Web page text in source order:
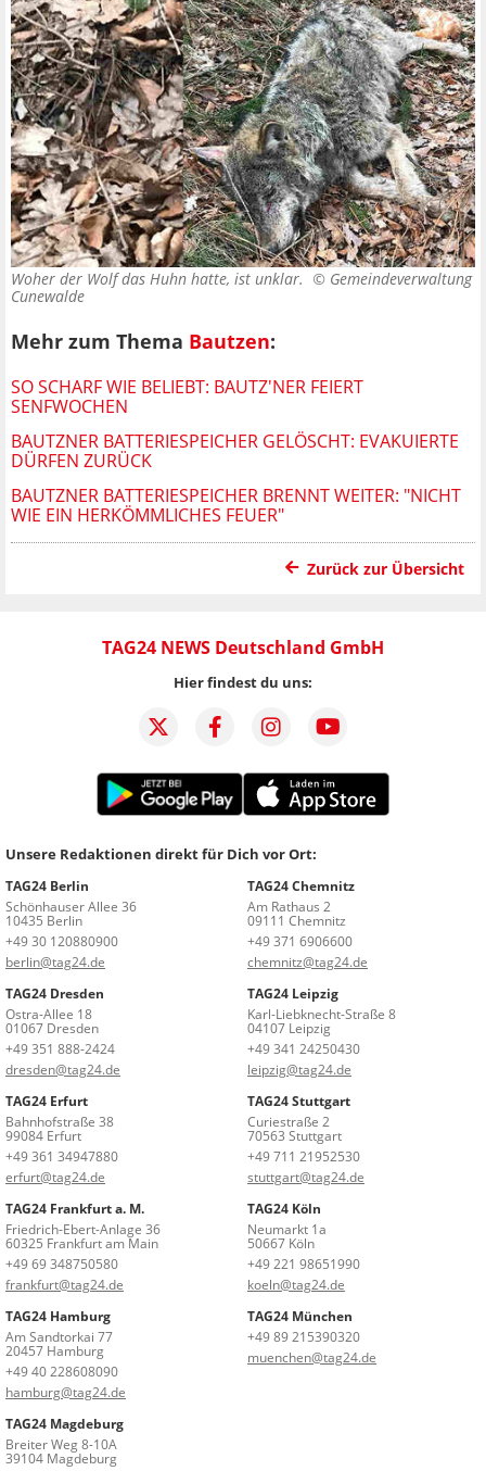
Woher der Wolf das Huhn hatte, ist unklar. © Gemeindeverwaltung
Cunewalde
Mehr zum Thema Bautzen:
SO SCHARF WIE BELIEBT: BAUTZ'NER FEIERT
SENFWOCHEN
BAUTZNER BATTERIESPEICHER GELÖSCHT: EVAKUIERTE
DÜRFEN ZURÜCK
BAUTZNER BATTERIESPEICHER BRENNT WEITER: "NICHT
WIE EIN HERKÖMMLICHES FEUER"
Zurück zur Übersicht
TAG24 NEWS Deutschland GmbH
Hier findest du uns:
Unsere Redaktionen direkt für Dich vor Ort:
TAG24 Berlin
Schönhauser Allee 36
10435 Berlin
+49 30 120880900
berlin@tag24.de
TAG24 Chemnitz
Am Rathaus 2
09111 Chemnitz
+49 371 6906600
chemnitz@tag24.de
TAG24 Dresden
Ostra-Allee 18
01067 Dresden
+49 351 888-2424
dresden@tag24.de
TAG24 Leipzig
Karl-Liebknecht-Straße 8
04107 Leipzig
+49 341 24250430
leipzig@tag24.de
TAG24 Erfurt
Bahnhofstraße 38
99084 Erfurt
+49 361 34947880
erfurt@tag24.de
TAG24 Stuttgart
Curiestraße 2
70563 Stuttgart
+49 711 21952530
stuttgart@tag24.de
TAG24 Frankfurt a. M.
Friedrich-Ebert-Anlage 36
60325 Frankfurt am Main
+49 69 348750580
frankfurt@tag24.de
TAG24 Köln
Neumarkt 1a
50667 Köln
+49 221 98651990
koeln@tag24.de
TAG24 Hamburg
Am Sandtorkai 77
20457 Hamburg
+49 40 228608090
hamburg@tag24.de
TAG24 München
+49 89 215390320
muenchen@tag24.de
TAG24 Magdeburg
Breiter Weg 8-10A
39104 Magdeburg